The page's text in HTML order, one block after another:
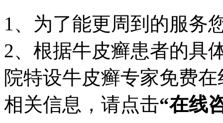
1、为了能更周到的服务
2、根据牛皮癣患者的具
院特设牛皮癣专家免费
相关信息，请点击“在线